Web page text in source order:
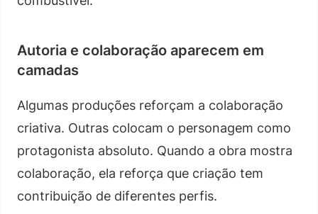
Autoria e colaboração aparecem em
camadas
Algumas produções reforçam a colaboração
criativa. Outras colocam o personagem como
protagonista absoluto. Quando a obra mostra
colaboração, ela reforça que criação tem
contribuição de diferentes perfis.